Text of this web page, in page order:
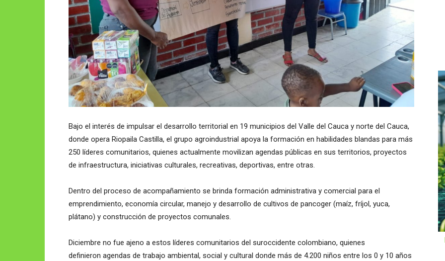
Bajo el interés de impulsar el desarrollo territorial en 19 municipios del Valle del Cauca y norte del Cauca,
donde opera Riopaila Castilla, el grupo agroindustrial apoya la formación en habilidades blandas para más
250 líderes comunitarios, quienes actualmente movilizan agendas públicas en sus territorios, proyectos
de infraestructura, iniciativas culturales, recreativas, deportivas, entre otras.
Dentro del proceso de acompañamiento se brinda formación administrativa y comercial para el
emprendimiento, economía circular, manejo y desarrollo de cultivos de pancoger (maíz, fríjol, yuca,
plátano) y construcción de proyectos comunales.
Diciembre no fue ajeno a estos líderes comunitarios del suroccidente colombiano, quienes
definieron agendas de trabajo ambiental, social y cultural donde más de 4.200 niños entre los 0 y 10 años